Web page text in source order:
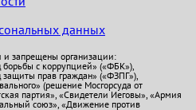
данных
и запрещены организации:
с коррупцией» («ФБК»),
прав граждан» («ФЗПГ»),
(решение Мосгорсуда от
партия», «Свидетели Иеговы», «Армия
союз», «Движение против